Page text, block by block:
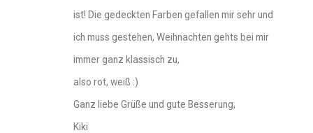
ist! Die gedeckten Farben gefallen mir sehr und
ich muss gestehen, Weihnachten gehts bei mir
immer ganz klassisch zu,
also rot, weiß :)
Ganz liebe Grüße und gute Besserung,
Kiki